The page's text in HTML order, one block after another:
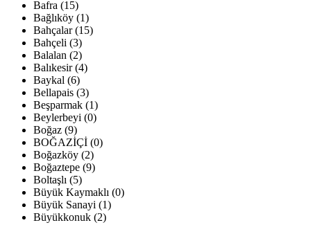
Bafra (15)
Bağlıköy (1)
Bahçalar (15)
Bahçeli (3)
Balalan (2)
Balıkesir (4)
Baykal (6)
Bellapais (3)
Beşparmak (1)
Beylerbeyi (0)
Boğaz (9)
BOĞAZİÇİ (0)
Boğazköy (2)
Boğaztepe (9)
Boltaşlı (5)
Büyük Kaymaklı (0)
Büyük Sanayi (1)
Büyükkonuk (2)